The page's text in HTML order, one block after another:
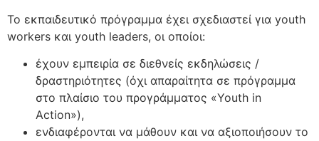
Το εκπαιδευτικό πρόγραμμα έχει σχεδιαστεί για youth
workers και youth leaders, οι οποίοι:
έχουν εμπειρία σε διεθνείς εκδηλώσεις /
δραστηριότητες (όχι απαραίτητα σε πρόγραμμα
στο πλαίσιο του προγράμματος «Youth in
Action»),
ενδιαφέρονται να μάθουν και να αξιοποιήσουν το